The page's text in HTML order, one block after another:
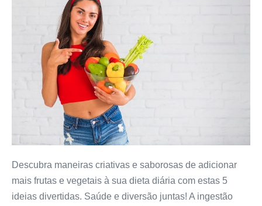
incorporar
Dieta
Descubra maneiras criativas e saborosas de adicionar
mais frutas e vegetais à sua dieta diária com estas 5
ideias divertidas. Saúde e diversão juntas! A ingestão